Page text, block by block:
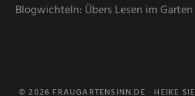
Blogwichteln: Übers Lesen im Garten
© 2026 FRAUGARTENSINN.DE · HEIKE